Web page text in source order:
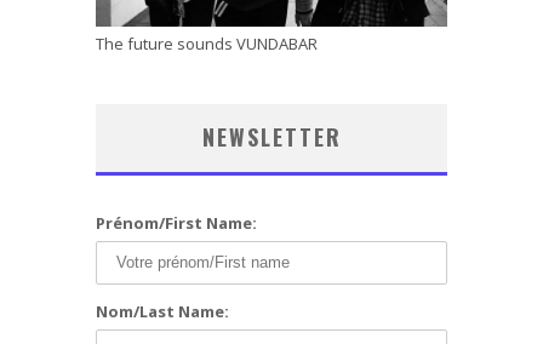
The future sounds VUNDABAR
NEWSLETTER
Prénom/First Name:
Nom/Last Name: